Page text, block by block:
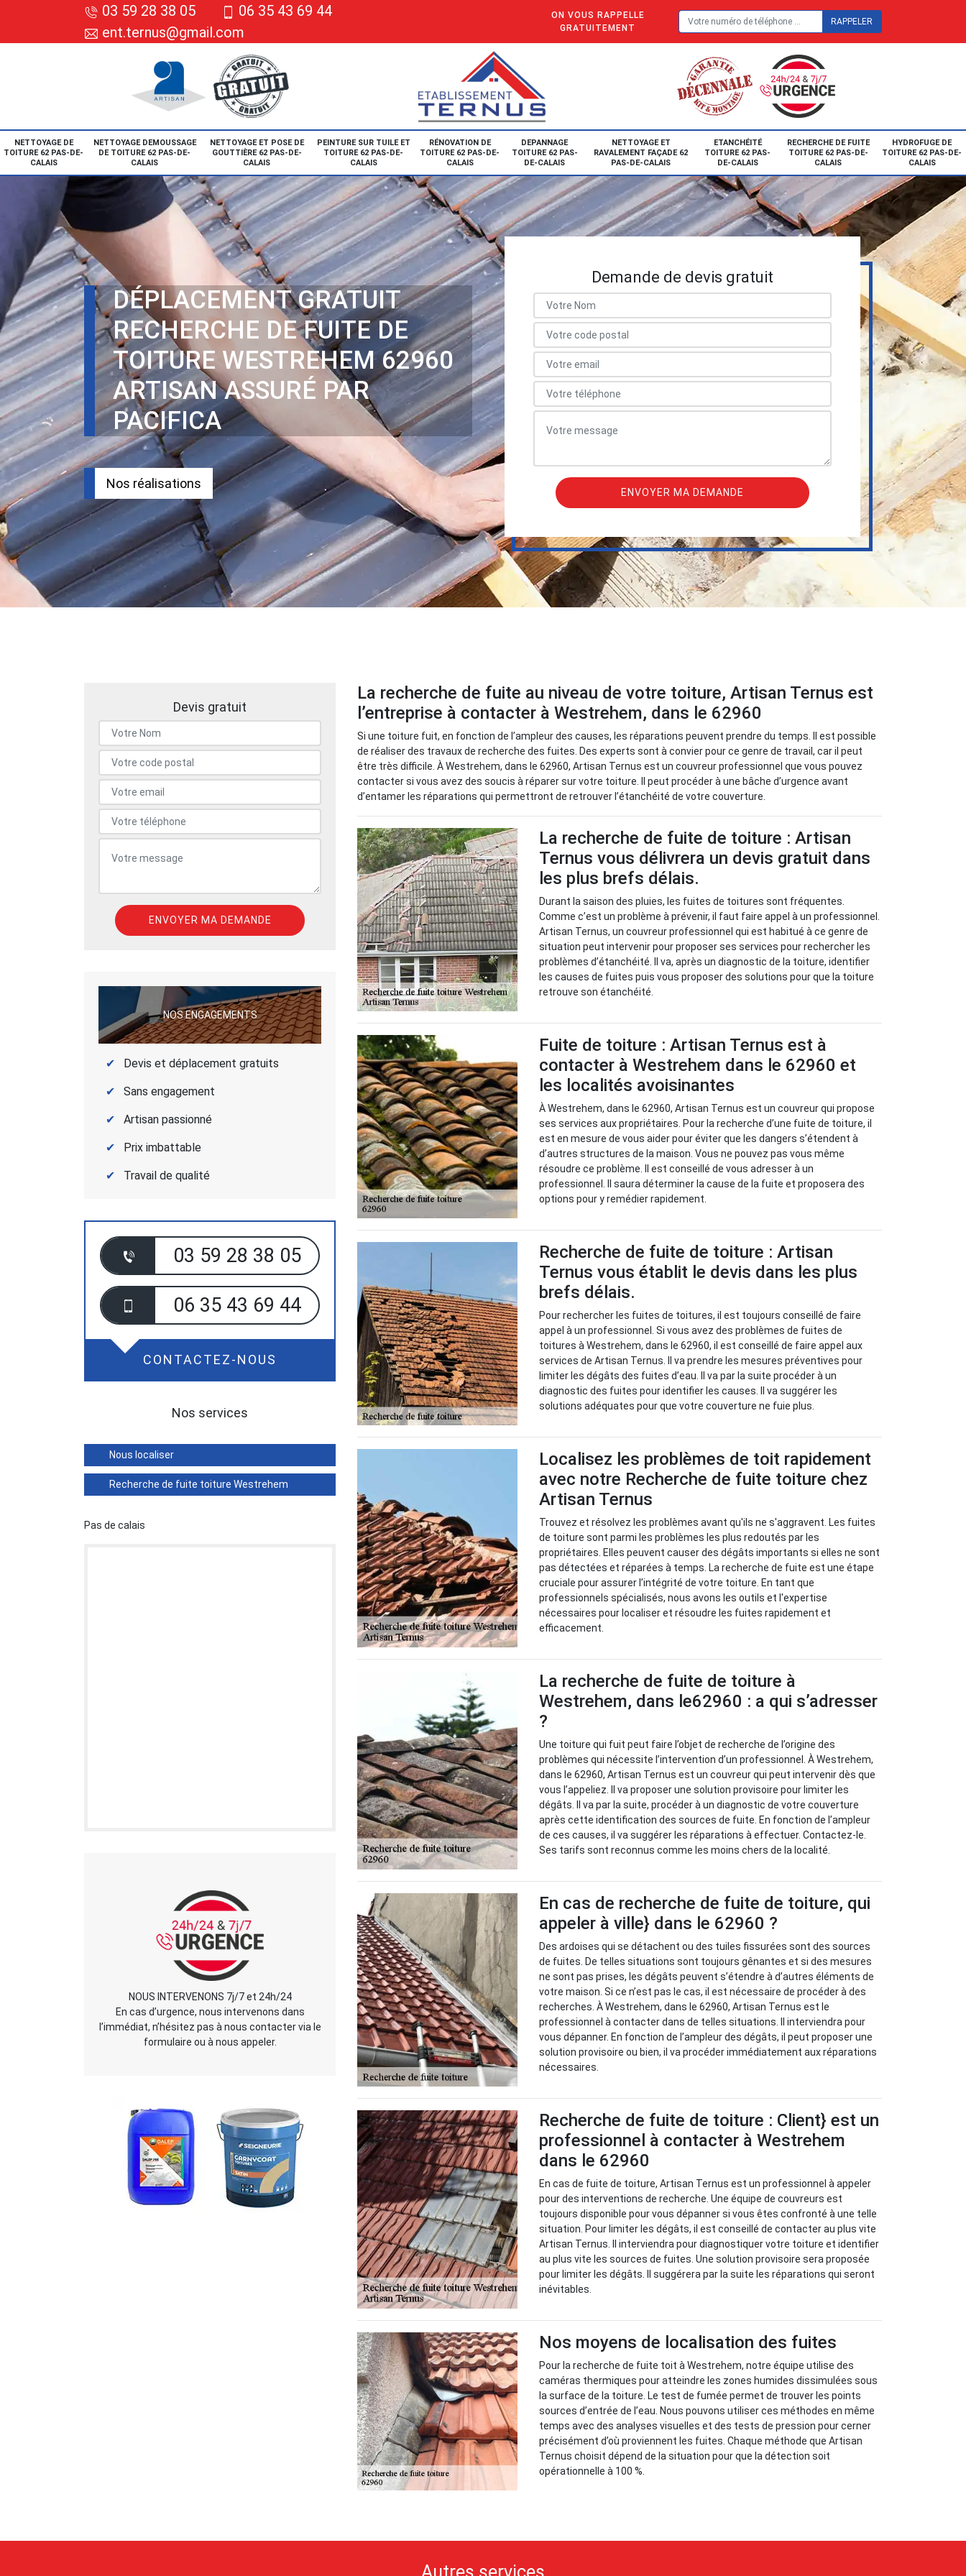
03 59 28 38 05
06 35 43 69 44
ent.ternus@gmail.com
ON VOUS RAPPELLE
GRATUITEMENT
NETTOYAGE DE
TOITURE 62 PAS-DE-
CALAIS
NETTOYAGE DEMOUSSAGE
DE TOITURE 62 PAS-DE-
CALAIS
NETTOYAGE ET POSE DE
GOUTTIÈRE 62 PAS-DE-
CALAIS
PEINTURE SUR TUILE ET
TOITURE 62 PAS-DE-
CALAIS
RÉNOVATION DE
TOITURE 62 PAS-DE-
CALAIS
DEPANNAGE
TOITURE 62 PAS-
DE-CALAIS
NETTOYAGE ET
RAVALEMENT FAÇADE 62
PAS-DE-CALAIS
ETANCHÉITÉ
TOITURE 62 PAS-
DE-CALAIS
RECHERCHE DE FUITE
TOITURE 62 PAS-DE-
CALAIS
HYDROFUGE DE
TOITURE 62 PAS-DE-
CALAIS
DÉPLACEMENT GRATUIT
RECHERCHE DE FUITE DE
TOITURE WESTREHEM 62960
ARTISAN ASSURÉ PAR
PACIFICA
Nos réalisations
Demande de devis gratuit
Devis gratuit
NOS ENGAGEMENTS
Devis et déplacement gratuits
Sans engagement
Artisan passionné
Prix imbattable
Travail de qualité
03 59 28 38 05
06 35 43 69 44
CONTACTEZ-NOUS
Nos services
Nous localiser
Recherche de fuite toiture Westrehem
Pas de calais
NOUS INTERVENONS 7j/7 et 24h/24
En cas d’urgence, nous intervenons dans
l’immédiat, n’hésitez pas à nous contacter via le
formulaire ou à nous appeler.
La recherche de fuite au niveau de votre toiture, Artisan Ternus est
l’entreprise à contacter à Westrehem, dans le 62960
Si une toiture fuit, en fonction de l’ampleur des causes, les réparations peuvent prendre du temps. Il est possible
de réaliser des travaux de recherche des fuites. Des experts sont à convier pour ce genre de travail, car il peut
être très difficile. À Westrehem, dans le 62960, Artisan Ternus est un couvreur professionnel que vous pouvez
contacter si vous avez des soucis à réparer sur votre toiture. Il peut procéder à une bâche d’urgence avant
d’entamer les réparations qui permettront de retrouver l’étanchéité de votre couverture.
La recherche de fuite de toiture : Artisan
Ternus vous délivrera un devis gratuit dans
les plus brefs délais.
Durant la saison des pluies, les fuites de toitures sont fréquentes.
Comme c’est un problème à prévenir, il faut faire appel à un professionnel.
Artisan Ternus, un couvreur professionnel qui est habitué à ce genre de
situation peut intervenir pour proposer ses services pour rechercher les
problèmes d’étanchéité. Il va, après un diagnostic de la toiture, identifier
les causes de fuites puis vous proposer des solutions pour que la toiture
retrouve son étanchéité.
Fuite de toiture : Artisan Ternus est à
contacter à Westrehem dans le 62960 et
les localités avoisinantes
À Westrehem, dans le 62960, Artisan Ternus est un couvreur qui propose
ses services aux propriétaires. Pour la recherche d’une fuite de toiture, il
est en mesure de vous aider pour éviter que les dangers s’étendent à
d’autres structures de la maison. Vous ne pouvez pas vous même
résoudre ce problème. Il est conseillé de vous adresser à un
professionnel. Il saura déterminer la cause de la fuite et proposera des
options pour y remédier rapidement.
Recherche de fuite de toiture : Artisan
Ternus vous établit le devis dans les plus
brefs délais.
Pour rechercher les fuites de toitures, il est toujours conseillé de faire
appel à un professionnel. Si vous avez des problèmes de fuites de
toitures à Westrehem, dans le 62960, il est conseillé de faire appel aux
services de Artisan Ternus. Il va prendre les mesures préventives pour
limiter les dégâts des fuites d’eau. Il va par la suite procéder à un
diagnostic des fuites pour identifier les causes. Il va suggérer les
solutions adéquates pour que votre couverture ne fuie plus.
Localisez les problèmes de toit rapidement
avec notre Recherche de fuite toiture chez
Artisan Ternus
Trouvez et résolvez les problèmes avant qu'ils ne s'aggravent. Les fuites
de toiture sont parmi les problèmes les plus redoutés par les
propriétaires. Elles peuvent causer des dégâts importants si elles ne sont
pas détectées et réparées à temps. La recherche de fuite est une étape
cruciale pour assurer l’intégrité de votre toiture. En tant que
professionnels spécialisés, nous avons les outils et l'expertise
nécessaires pour localiser et résoudre les fuites rapidement et
efficacement.
La recherche de fuite de toiture à
Westrehem, dans le62960 : a qui s’adresser
?
Une toiture qui fuit peut faire l’objet de recherche de l’origine des
problèmes qui nécessite l’intervention d’un professionnel. À Westrehem,
dans le 62960, Artisan Ternus est un couvreur qui peut intervenir dès que
vous l’appeliez. Il va proposer une solution provisoire pour limiter les
dégâts. Il va par la suite, procéder à un diagnostic de votre couverture
après cette identification des sources de fuite. En fonction de l’ampleur
de ces causes, il va suggérer les réparations à effectuer. Contactez-le.
Ses tarifs sont reconnus comme les moins chers de la localité.
En cas de recherche de fuite de toiture, qui
appeler à ville} dans le 62960 ?
Des ardoises qui se détachent ou des tuiles fissurées sont des sources
de fuites. De telles situations sont toujours gênantes et si des mesures
ne sont pas prises, les dégâts peuvent s’étendre à d’autres éléments de
votre maison. Si ce n’est pas le cas, il est nécessaire de procéder à des
recherches. À Westrehem, dans le 62960, Artisan Ternus est le
professionnel à contacter dans de telles situations. Il interviendra pour
vous dépanner. En fonction de l’ampleur des dégâts, il peut proposer une
solution provisoire ou bien, il va procéder immédiatement aux réparations
nécessaires.
Recherche de fuite de toiture : Client} est un
professionnel à contacter à Westrehem
dans le 62960
En cas de fuite de toiture, Artisan Ternus est un professionnel à appeler
pour des interventions de recherche. Une équipe de couvreurs est
toujours disponible pour vous dépanner si vous êtes confronté à une telle
situation. Pour limiter les dégâts, il est conseillé de contacter au plus vite
Artisan Ternus. Il interviendra pour diagnostiquer votre toiture et identifier
au plus vite les sources de fuites. Une solution provisoire sera proposée
pour limiter les dégâts. Il suggérera par la suite les réparations qui seront
inévitables.
Nos moyens de localisation des fuites
Pour la recherche de fuite toit à Westrehem, notre équipe utilise des
caméras thermiques pour atteindre les zones humides dissimulées sous
la surface de la toiture. Le test de fumée permet de trouver les points
sources d’entrée de l’eau. Nous pouvons utiliser ces méthodes en même
temps avec des analyses visuelles et des tests de pression pour cerner
précisément d’où proviennent les fuites. Chaque méthode que Artisan
Ternus choisit dépend de la situation pour que la détection soit
opérationnelle à 100 %.